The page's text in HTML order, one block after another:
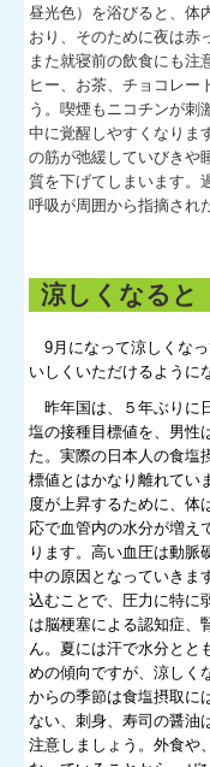
昼光色）を浴びると、体
おり、そのために夜は赤
また就寝前の飲食にも注
ヒー、お茶、チョコレー
う。喫煙もニコチンが刺
中に覚醒しやすくなりま
の筋が弛緩していびきや
質を下げてしまいます。
呼吸が周囲から指摘され
涼しくなると
9月になって涼しくな
いしくいただけるように
昨年国は、５年ぶりに
塩の接種目標値を、男性
た。実際の日本人の食塩
標値とはかなり離れてい
度が上昇するために、体
応で血管内の水分が増え
ります。高い血圧は動脈
中の原因となっていきま
込むことで、圧力に特に
は脳梗塞による認知症、
ん。夏には汗で水分とと
めの傾向ですが、涼しく
からの季節は食塩摂取に
ない、刺身、寿司の醤油
注意しましょう。外食や